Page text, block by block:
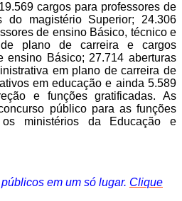
cargos para professores de
do magistério Superior; 24.306
de ensino Básico, técnico e
de plano de carreira e cargos
ensino Básico; 27.714 aberturas
em plano de carreira de
em educação e ainda 5.589
e funções gratificadas. As
público para as funções
ministérios da Educação e
em um só lugar. Clique